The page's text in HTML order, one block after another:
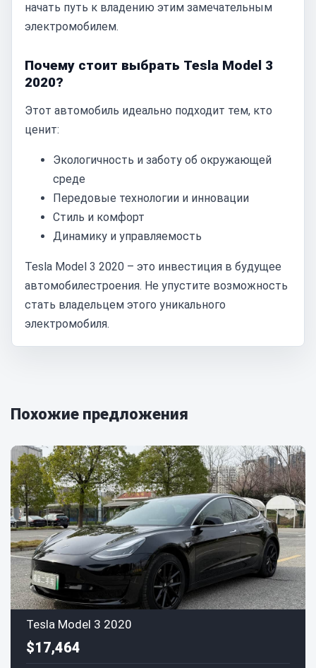
начать путь к владению этим замечательным
электромобилем.
Почему стоит выбрать Tesla Model 3
2020?
Этот автомобиль идеально подходит тем, кто
ценит:
Экологичность и заботу об окружающей
среде
Передовые технологии и инновации
Стиль и комфорт
Динамику и управляемость
Tesla Model 3 2020 – это инвестиция в будущее
автомобилестроения. Не упустите возможность
стать владельцем этого уникального
электромобиля.
Похожие предложения
Tesla Model 3 2020
$17,464